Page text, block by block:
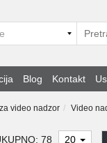
Blog Kontakt
video nadzor Video
78 20